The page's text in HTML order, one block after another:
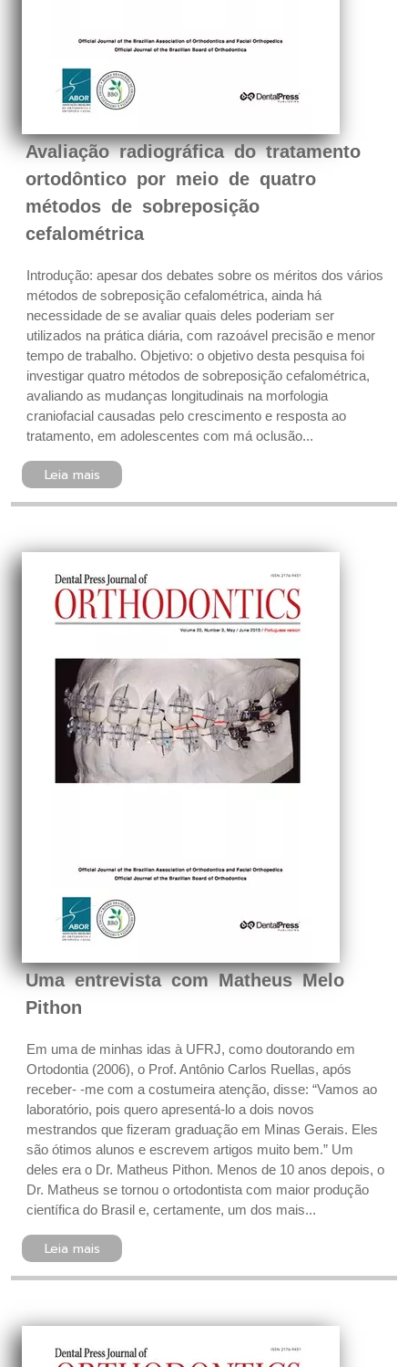
Avaliação radiográfica do tratamento
ortodôntico por meio de quatro
métodos de sobreposição
cefalométrica
Introdução: apesar dos debates sobre os méritos dos vários
métodos de sobreposição cefalométrica, ainda há
necessidade de se avaliar quais deles poderiam ser
utilizados na prática diária, com razoável precisão e menor
tempo de trabalho. Objetivo: o objetivo desta pesquisa foi
investigar quatro métodos de sobreposição cefalométrica,
avaliando as mudanças longitudinais na morfologia
craniofacial causadas pelo crescimento e resposta ao
tratamento, em adolescentes com má oclusão...
Leia mais
Uma entrevista com Matheus Melo
Pithon
Em uma de minhas idas à UFRJ, como doutorando em
Ortodontia (2006), o Prof. Antônio Carlos Ruellas, após
receber- -me com a costumeira atenção, disse: “Vamos ao
laboratório, pois quero apresentá-lo a dois novos
mestrandos que fizeram graduação em Minas Gerais. Eles
são ótimos alunos e escrevem artigos muito bem.” Um
deles era o Dr. Matheus Pithon. Menos de 10 anos depois, o
Dr. Matheus se tornou o ortodontista com maior produção
científica do Brasil e, certamente, um dos mais...
Leia mais